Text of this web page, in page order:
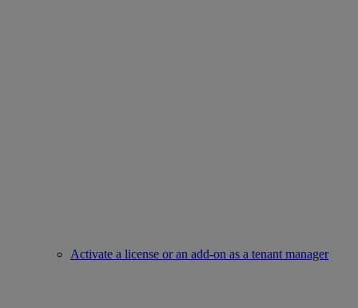
Activate a license or an add-on as a tenant manager